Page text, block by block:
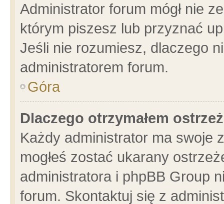
Administrator forum mógł nie
którym piszesz lub przyznać
Jeśli nie rozumiesz, dlaczego
administratorem forum.
Góra
Dlaczego otrzymałem
Każdy administrator ma swoje
mogłeś zostać ukarany
administratora i phpBB Group
forum. Skontaktuj się z